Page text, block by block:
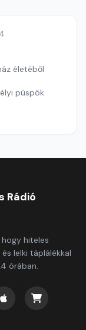
életéből
püspök
Rádió
hiteles
lelki táplálékkal
órában.